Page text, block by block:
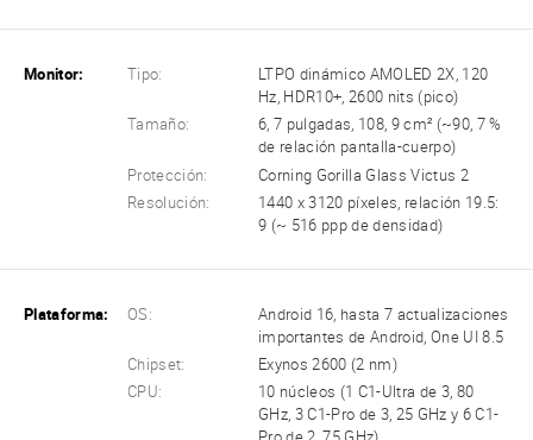
Monitor: Tipo:
LTPO dinámico AMOLED 2X, 120
Hz, HDR10+, 2600 nits (pico)
Tamaño:
6, 7 pulgadas, 108, 9 cm² (~90, 7 %
de relación pantalla-cuerpo)
Protección:
Corning Gorilla Glass Victus 2
Resolución:
1440 x 3120 píxeles, relación 19.5:
9 (~ 516 ppp de densidad)
Plataforma: OS:
Android 16, hasta 7 actualizaciones
importantes de Android, One UI 8.5
Chipset:
Exynos 2600 (2 nm)
CPU:
10 núcleos (1 C1-Ultra de 3, 80
GHz, 3 C1-Pro de 3, 25 GHz y 6 C1-